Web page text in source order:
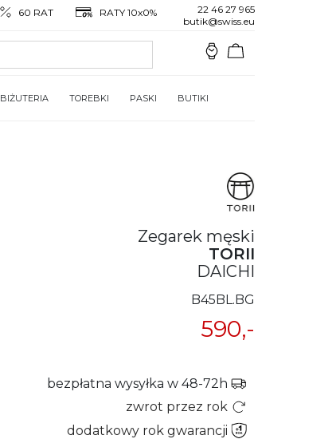
60 RAT RATY 10x0%
22 46 27 965
butik@swiss.eu
BIŻUTERIA TOREBKI PASKI BUTIKI
Zegarek męski
TORII
DAICHI
B45BL.BG
590,-
bezpłatna wysyłka w 48-72h
zwrot przez rok
dodatkowy rok gwarancji